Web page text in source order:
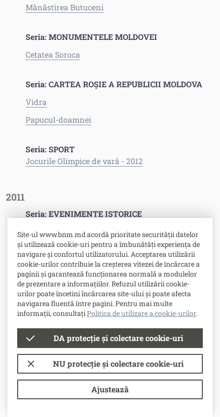
Site-ul www.bnm.md acordă prioritate securității datelor
și utilizează cookie-uri pentru a îmbunătăți experiența de
navigare și confortul utilizatorului. Acceptarea utilizării
cookie-urilor contribuie la creșterea vitezei de încărcare a
paginii și garantează funcționarea normală a modulelor
de prezentare a informațiilor. Refuzul utilizării cookie-
urilor poate încetini încărcarea site-ului și poate afecta
navigarea fluentă între pagini. Pentru mai multe
informații, consultațiPolitica de utilizare a cookie-urilor.
DA protecție și colectare cookie-uri
NU protecție și colectare cookie-uri
Ajustează
Mănăstirea Butuceni
Seria: MONUMENTELE MOLDOVEI
Cetatea Soroca
Seria: CARTEA ROŞIE A REPUBLICII MOLDOVA
Vidra
Papucul-doamnei
Seria: SPORT
Jocurile Olimpice de vară - 2012
2011
Seria: EVENIMENTE ISTORICE
20 de ani de la înființarea Băncii Naționale a
Moldovei
20 de ani de la proclamarea independenţei
Republicii Moldova
Chişinău - 575 de ani de la prima atestare
documentară
180 ani de la naşterea lui Alexandru Bernardazzi
Seria: ALEEA CLASICILOR DIN GRĂDINA
PUBLICĂ "ŞTEFAN CEL MARE ŞI SFÂNT" DIN